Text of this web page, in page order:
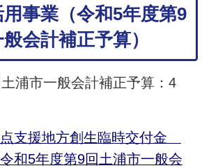
事業（令和5年度第9
会計補正予算）
浦市一般会計補正予算：4
支援地方創生臨時交付金
和5年度第9回土浦市一般会